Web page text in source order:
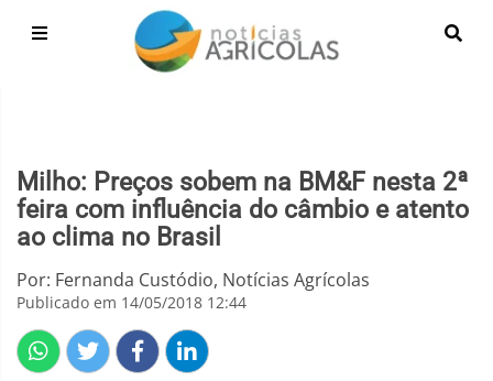
Milho: Preços sobem na BM&F nesta 2ª
feira com influência do câmbio e atento
ao clima no Brasil
Por: Fernanda Custódio, Notícias Agrícolas
Publicado em 14/05/2018 12:44